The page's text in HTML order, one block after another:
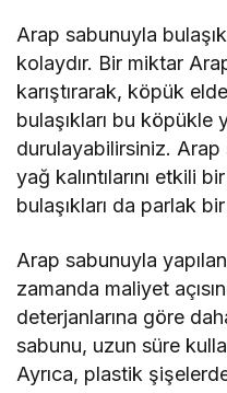
Arap sabunuyla
kolaydır. Bir miktar
karıştırarak, köpük
bulaşıkları bu köpükle
durulayabilirsiniz. Arap
yağ kalıntılarını etkili
bulaşıkları da parlak
Arap sabunuyla
zamanda maliyet
deterjanlarına göre
sabunu, uzun süre
Ayrıca, plastik